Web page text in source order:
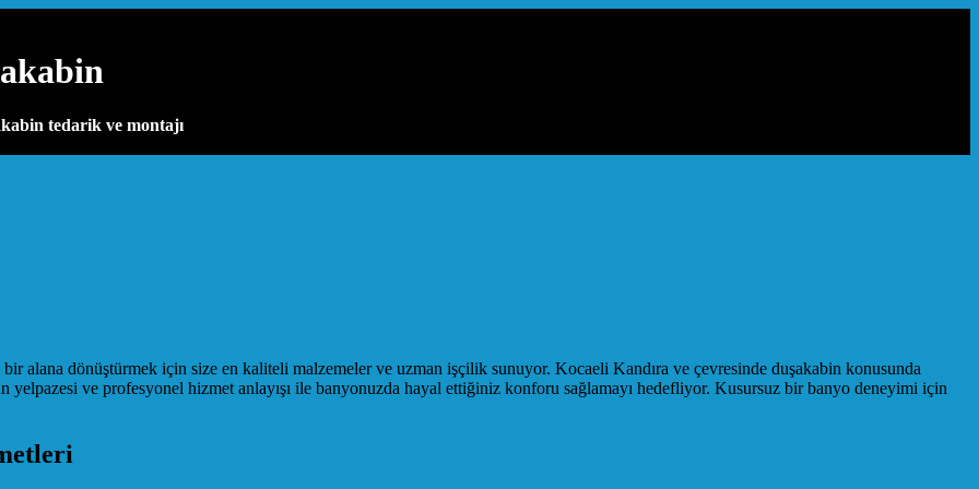
tedarik ve montajı
alana dönüştürmek için size en kaliteli malzemeler ve uzman işçilik sunuyor. Kocaeli Kandıra ve çevresinde duşakabin konusunda
ve profesyonel hizmet anlayışı ile banyonuzda hayal ettiğiniz konforu sağlamayı hedefliyor. Kusursuz bir banyo deneyimi için